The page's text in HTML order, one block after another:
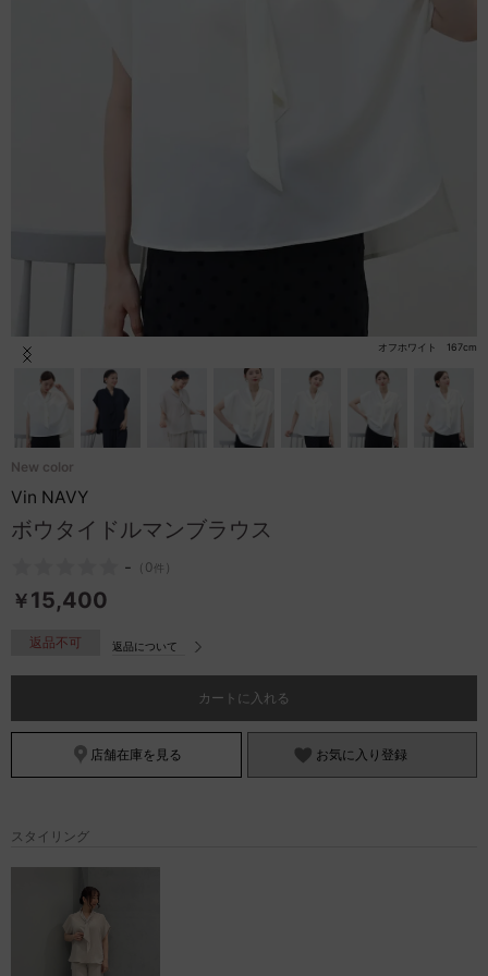
店舗検索
サイズガイド
ご利用ガイド/ヘルプ
お問い合わせ
オフホワイト 167cm
Item
New color
Vin NAVY
ボウタイドルマンブラウス
- （ 0件 ）
￥15,400
返品不可 返品について
カートに入れる
店舗在庫を見る お気に入り登録
スタイリング